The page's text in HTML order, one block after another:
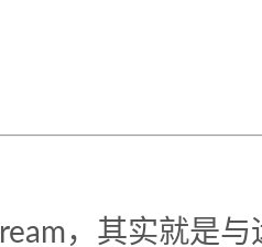
，其实就是